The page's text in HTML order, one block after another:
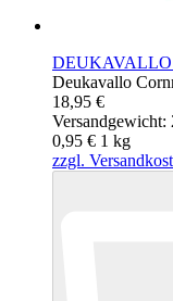
Deukavallo
18,95 €
Versandgewicht:
0,95 € 1 kg
zzgl.